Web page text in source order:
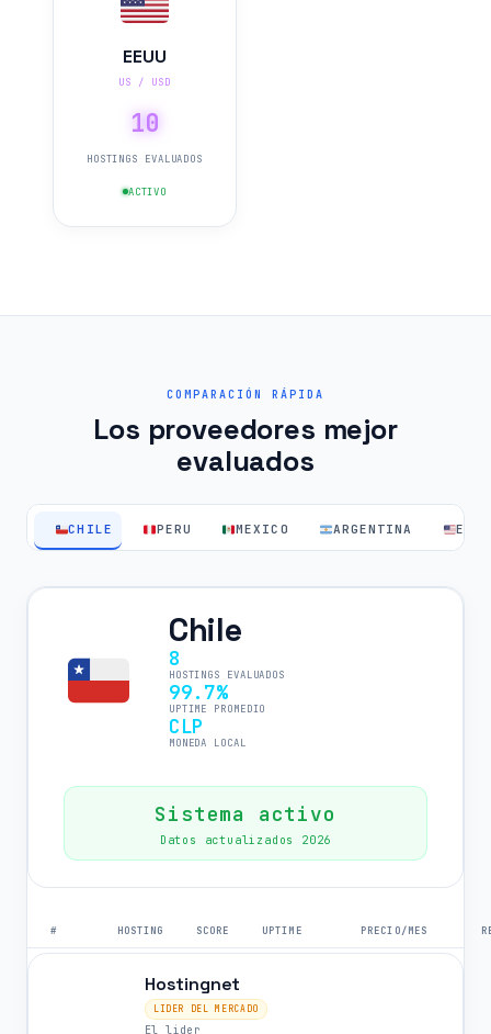
EEUU
US / USD
10
HOSTINGS EVALUADOS
ACTIVO
COMPARACIÓN RÁPIDA
Los proveedores mejor
evaluados
CHILE PERU MEXICO ARGENTINA EEUU
Chile
8
HOSTINGS EVALUADOS
99.7%
UPTIME PROMEDIO
CLP
MONEDA LOCAL
Sistema activo
Datos actualizados 2026
# HOSTING SCORE UPTIME PRECIO/MES
Hostingnet
LIDER DEL MERCADO
El lider